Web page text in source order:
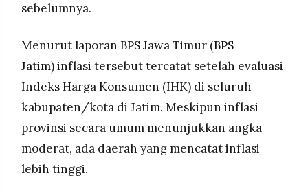
PRAMUDITA
©
Resolusi.co
-
2026
RESOLUSI
MEDIA
PRAMUDITA
sebelumnya.
Menurut laporan BPS Jawa Timur (BPS
Jatim) inflasi tersebut tercatat setelah evaluasi
Indeks Harga Konsumen (IHK) di seluruh
kabupaten/kota di Jatim. Meskipun inflasi
provinsi secara umum menunjukkan angka
moderat, ada daerah yang mencatat inflasi
lebih tinggi.